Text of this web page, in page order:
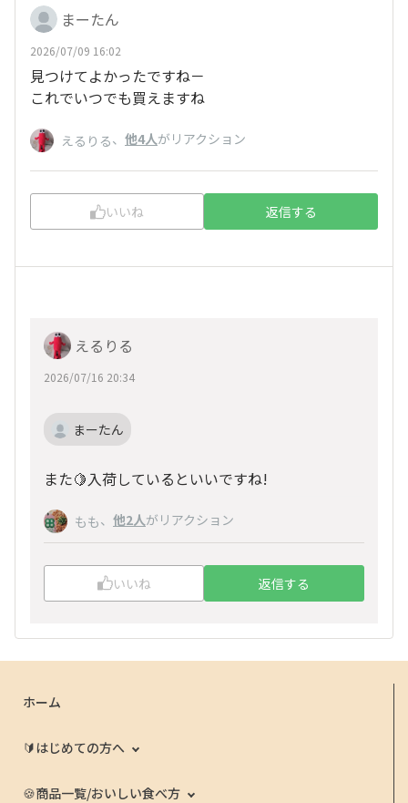
まーたん
2026/07/09 16:02
見つけてよかったですね－
これでいつでも買えますね
えるりる、 他4人がリアクション
いいね 返信する
えるりる
2026/07/16 20:34
まーたん
また🍋入荷しているといいですね!
もも、 他2人がリアクション
いいね 返信する
ホーム
🔰はじめての方へ
🍪商品一覧/おいしい食べ方